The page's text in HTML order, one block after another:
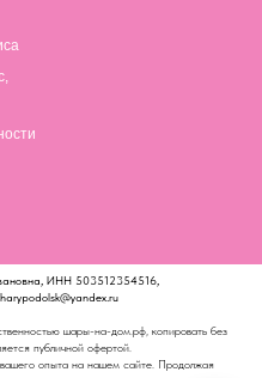
ИНН 503512354516,
шары-на-дом.рф, копировать без
публичной офертой.
опыта на нашем сайте. Продолжая